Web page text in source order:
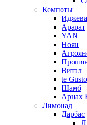
Компоты
Арарат
YAN
Ноян
Витал
te Gusto
Шамб
Арцах
Лимонад
Дарбас